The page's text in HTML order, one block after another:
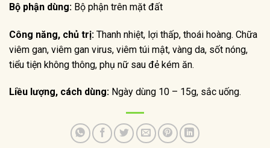
Bộ phận dùng: Bộ phận trên mặt đất
Công năng, chủ trị: Thanh nhiệt, lợi thấp, thoái hoàng. Chữa
viêm gan, viêm gan virus, viêm túi mật, vàng da, sốt nóng,
tiểu tiện không thông, phụ nữ sau đẻ kém ăn.
Liều lượng, cách dùng: Ngày dùng 10 – 15g, sắc uống.